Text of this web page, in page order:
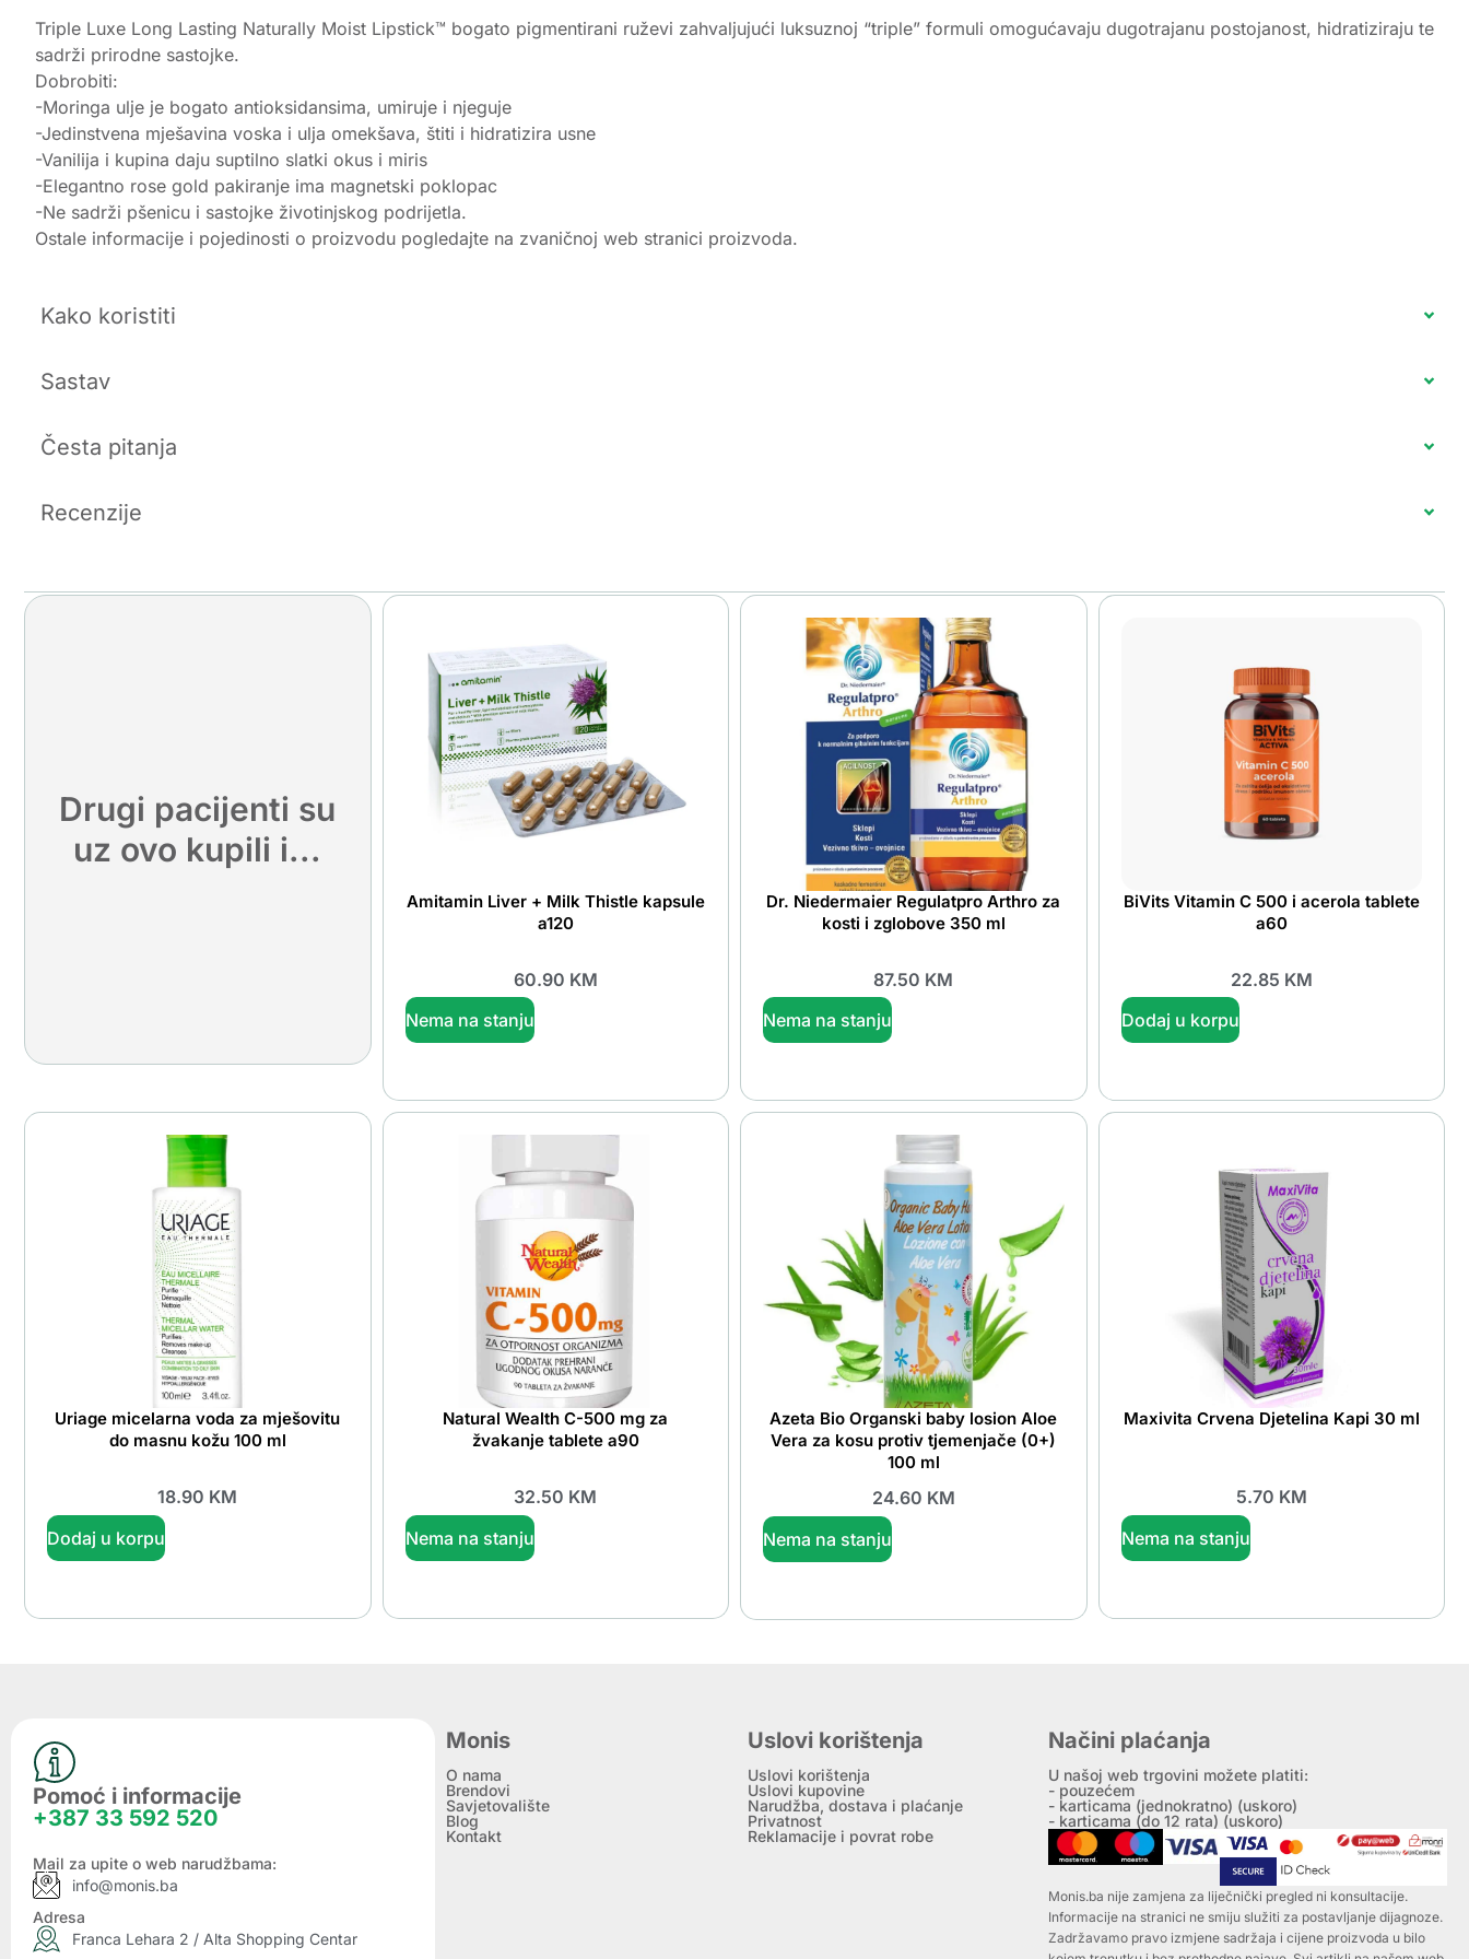
Triple Luxe Long Lasting Naturally Moist Lipstick™ bogato pigmentirani ruževi zahvaljujući luksuznoj “triple” formuli omogućavaju dugotrajanu postojanost, hidratiziraju te
sadrži prirodne sastojke.
Dobrobiti:
-Moringa ulje je bogato antioksidansima, umiruje i njeguje
-Jedinstvena mješavina voska i ulja omekšava, štiti i hidratizira usne
-Vanilija i kupina daju suptilno slatki okus i miris
-Elegantno rose gold pakiranje ima magnetski poklopac
-Ne sadrži pšenicu i sastojke životinjskog podrijetla.
Ostale informacije i pojedinosti o proizvodu pogledajte na zvaničnoj web stranici proizvoda.
Kako koristiti
Sastav
Česta pitanja
Recenzije
Drugi pacijenti su
uz ovo kupili i...
Amitamin Liver + Milk Thistle kapsule
a120
60.90 KM
Nema na stanju
Dr. Niedermaier Regulatpro Arthro za
kosti i zglobove 350 ml
87.50 KM
Nema na stanju
BiVits Vitamin C 500 i acerola tablete
a60
22.85 KM
Dodaj u korpu
Uriage micelarna voda za mješovitu
do masnu kožu 100 ml
18.90 KM
Dodaj u korpu
Natural Wealth C-500 mg za
žvakanje tablete a90
32.50 KM
Nema na stanju
Azeta Bio Organski baby losion Aloe
Vera za kosu protiv tjemenjače (0+)
100 ml
24.60 KM
Nema na stanju
Maxivita Crvena Djetelina Kapi 30 ml
5.70 KM
Nema na stanju
Pomoć i informacije
+387 33 592 520
Mail za upite o web narudžbama:
info@monis.ba
Adresa
Franca Lehara 2 / Alta Shopping Centar
Monis
O nama
Brendovi
Savjetovalište
Blog
Kontakt
Uslovi korištenja
Uslovi korištenja
Uslovi kupovine
Narudžba, dostava i plaćanje
Privatnost
Reklamacije i povrat robe
Načini plaćanja
U našoj web trgovini možete platiti:
- pouzećem
- karticama (jednokratno) (uskoro)
- karticama (do 12 rata) (uskoro)
Monis.ba nije zamjena za liječnički pregled ni konsultacije.
Informacije na stranici ne smiju služiti za postavljanje dijagnoze.
Zadržavamo pravo izmjene sadržaja i cijene proizvoda u bilo